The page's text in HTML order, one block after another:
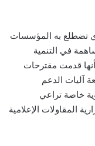
تضطلع به المؤسسات
في التنمية
أنها قدمت مقترحات
آليات الدعم
خاصة تراعي
المقاولات الإعلامية